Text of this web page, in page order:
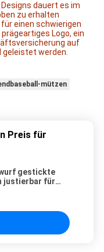
dauert es im
zu erhalten
einen schwierigen
Logo, ein
auf
geleistet werden.
mützen
Preis für
gestickte
justierbar für